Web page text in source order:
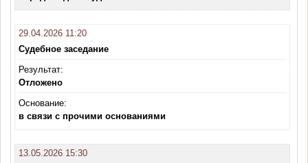
29.04.2026 11:20
Судебное заседание
Результат:
Отложено
Основание:
в связи с прочими основаниями
13.05.2026 15:30